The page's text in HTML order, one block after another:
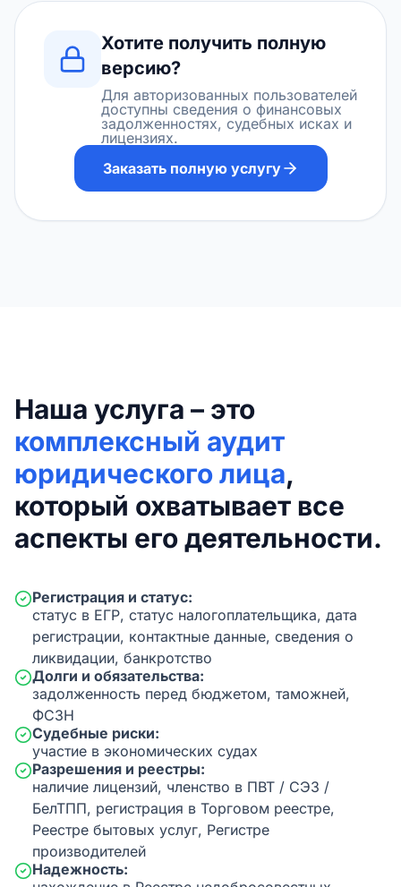
Хотите получить полную
версию?
Для авторизованных пользователей
доступны сведения о финансовых
задолженностях, судебных исках и
лицензиях.
Заказать полную услугу
Наша услуга – это
комплексный аудит
юридического лица,
который охватывает все
аспекты его деятельности.
Регистрация и статус:
статус в ЕГР, статус налогоплательщика, дата
регистрации, контактные данные, сведения о
ликвидации, банкротство
Долги и обязательства:
задолженность перед бюджетом, таможней,
ФСЗН
Судебные риски:
участие в экономических судах
Разрешения и реестры:
наличие лицензий, членство в ПВТ / СЭЗ /
БелТПП, регистрация в Торговом реестре,
Реестре бытовых услуг, Регистре
производителей
Надежность: